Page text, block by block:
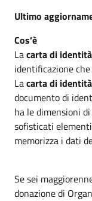
Ultimo
Cos’è
Lacarta di
identificazione
Lacarta di
documento di
ha le dimensioni
sofisticati
memorizza i dati
Se sei
donazione di